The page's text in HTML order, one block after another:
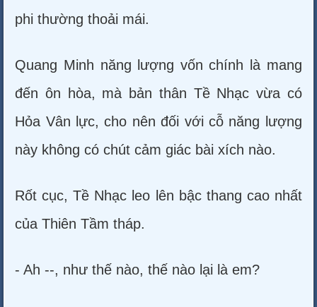
phi thường thoải mái.
Quang Minh năng lượng vốn chính là mang
đến ôn hòa, mà bản thân Tề Nhạc vừa có
Hỏa Vân lực, cho nên đối với cỗ năng lượng
này không có chút cảm giác bài xích nào.
Rốt cục, Tề Nhạc leo lên bậc thang cao nhất
của Thiên Tầm tháp.
- Ah --, như thế nào, thế nào lại là em?